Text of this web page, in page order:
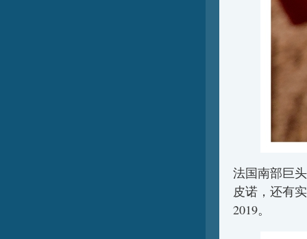
法国南部巨
皮诺，还有
2019。